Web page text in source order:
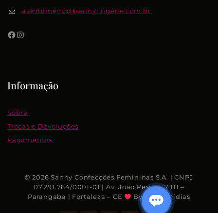
atendimento@sannylingerie.com.br
Informação
Sobre
Trocas e Devoluções
Pagamentos
© 2026 Sanny Confecções Femininas S.A. | CNPJ
07.291.784/0001-01 | Av. João Pessoa, 7.111 –
Parangaba | Fortaleza – CE
By Rhino Mídias